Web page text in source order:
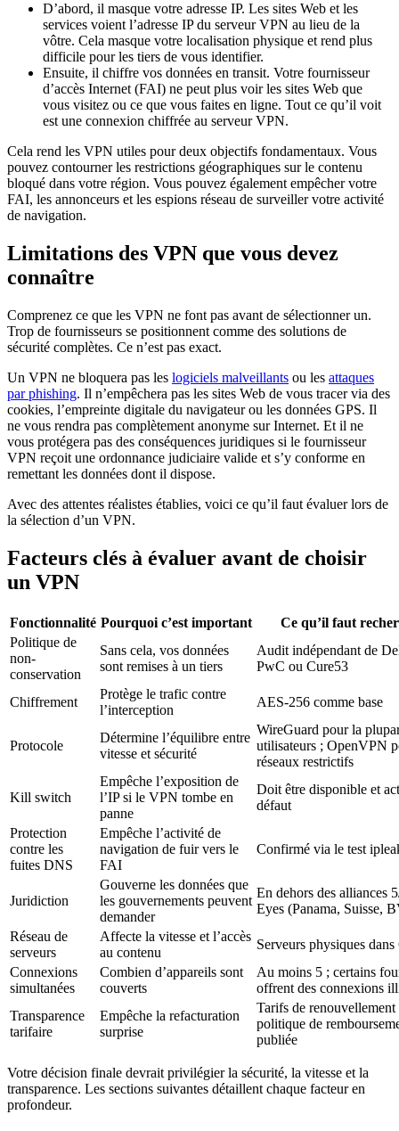
D’abord, il masque votre adresse IP. Les sites Web et les
services voient l’adresse IP du serveur VPN au lieu de la
vôtre. Cela masque votre localisation physique et rend plus
difficile pour les tiers de vous identifier.
Ensuite, il chiffre vos données en transit. Votre fournisseur
d’accès Internet (FAI) ne peut plus voir les sites Web que
vous visitez ou ce que vous faites en ligne. Tout ce qu’il voit
est une connexion chiffrée au serveur VPN.
Cela rend les VPN utiles pour deux objectifs fondamentaux. Vous
pouvez contourner les restrictions géographiques sur le contenu
bloqué dans votre région. Vous pouvez également empêcher votre
FAI, les annonceurs et les espions réseau de surveiller votre activité
de navigation.
Limitations des VPN que vous devez
connaître
Comprenez ce que les VPN ne font pas avant de sélectionner un.
Trop de fournisseurs se positionnent comme des solutions de
sécurité complètes. Ce n’est pas exact.
Un VPN ne bloquera pas les logiciels malveillants ou les attaques
par phishing. Il n’empêchera pas les sites Web de vous tracer via des
cookies, l’empreinte digitale du navigateur ou les données GPS. Il
ne vous rendra pas complètement anonyme sur Internet. Et il ne
vous protégera pas des conséquences juridiques si le fournisseur
VPN reçoit une ordonnance judiciaire valide et s’y conforme en
remettant les données dont il dispose.
Avec des attentes réalistes établies, voici ce qu’il faut évaluer lors de
la sélection d’un VPN.
Facteurs clés à évaluer avant de choisir
un VPN
Fonctionnalité Pourquoi c’est important
Ce qu’il faut
Politique de
non-
conservation
Sans cela, vos données
sont remises à un tiers
Audit indépendant de
PwC ou Cure53
Chiffrement
Protège le trafic contre
l’interception
AES-256 comme base
Protocole
Détermine l’équilibre entre
vitesse et sécurité
WireGuard pour la
utilisateurs ; OpenVPN
réseaux restrictifs
Kill switch
Empêche l’exposition de
l’IP si le VPN tombe en
panne
Doit être disponible et
défaut
Protection
contre les
fuites DNS
Empêche l’activité de
navigation de fuir vers le
FAI
Confirmé via le test
Juridiction
Gouverne les données que
les gouvernements peuvent
demander
En dehors des alliances
Eyes (Panama, Suisse,
Réseau de
serveurs
Affecte la vitesse et l’accès
au contenu
Serveurs physiques
Connexions
simultanées
Combien d’appareils sont
couverts
Au moins 5 ; certains
offrent des connexions
Transparence
tarifaire
Empêche la refacturation
surprise
Tarifs de renouvellement
politique de
publiée
Votre décision finale devrait privilégier la sécurité, la vitesse et la
transparence. Les sections suivantes détaillent chaque facteur en
profondeur.